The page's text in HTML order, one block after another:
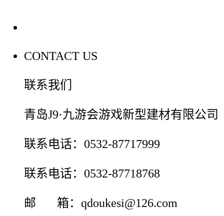
CONTACT US
联系我们
青岛J9·九游会游戏新型建材有限公司
联系电话：0532-87717999
联系电话：0532-87718768
邮 箱：qdoukesi@126.com